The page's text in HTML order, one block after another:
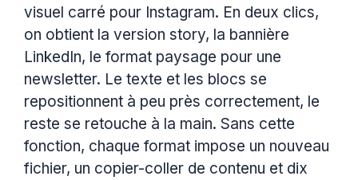
visuel carré pour Instagram. En deux clics,
on obtient la version story, la bannière
LinkedIn, le format paysage pour une
newsletter. Le texte et les blocs se
repositionnent à peu près correctement, le
reste se retouche à la main. Sans cette
fonction, chaque format impose un nouveau
fichier, un copier-coller de contenu et dix